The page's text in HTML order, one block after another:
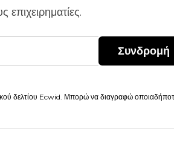
επιχειρηματίες.
Συνδρομή
δελτίου Ecwid. Μπορώ να διαγραφώ